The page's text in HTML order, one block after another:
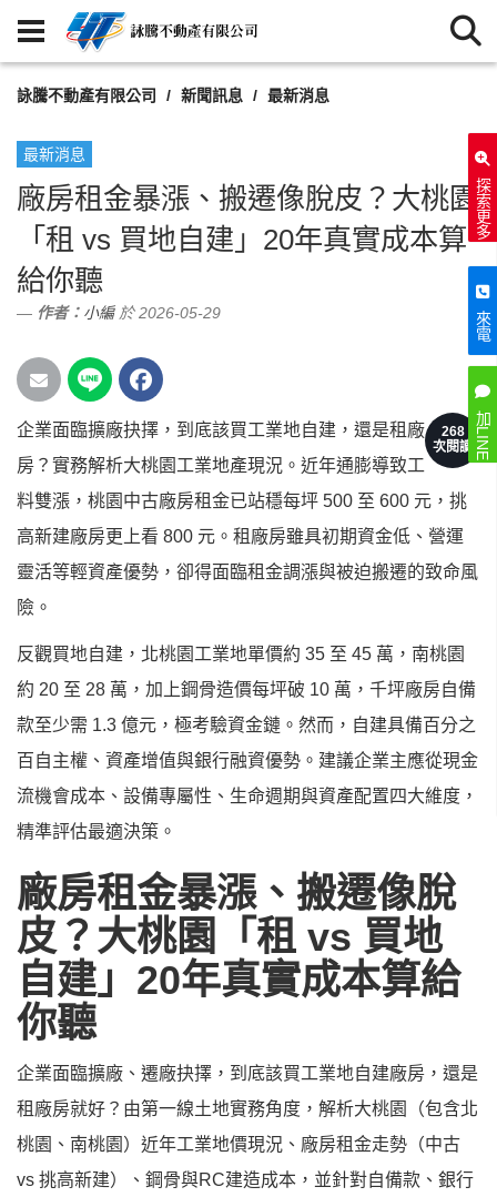
探索更多
來電
加LINE
詠騰不動產有限公司 新聞訊息 最新消息
最新消息
廠房租金暴漲、搬遷像脫皮？大桃園
「租 vs 買地自建」20年真實成本算
給你聽
作者： 小編於 2026-05-29
268
次閱讀
企業面臨擴廠抉擇，到底該買工業地自建，還是租廠
房？實務解析大桃園工業地產現況。近年通膨導致工
料雙漲，桃園中古廠房租金已站穩每坪 500 至 600 元，挑
高新建廠房更上看 800 元。租廠房雖具初期資金低、營運
靈活等輕資產優勢，卻得面臨租金調漲與被迫搬遷的致命風
險。
反觀買地自建，北桃園工業地單價約 35 至 45 萬，南桃園
約 20 至 28 萬，加上鋼骨造價每坪破 10 萬，千坪廠房自備
款至少需 1.3 億元，極考驗資金鏈。然而，自建具備百分之
百自主權、資產增值與銀行融資優勢。建議企業主應從現金
流機會成本、設備專屬性、生命週期與資產配置四大維度，
精準評估最適決策。
廠房租金暴漲、搬遷像脫
皮？大桃園「租 vs 買地
自建」20年真實成本算給
你聽
企業面臨擴廠、遷廠抉擇，到底該買工業地自建廠房，還是
租廠房就好？由第一線土地實務角度，解析大桃園（包含北
桃園、南桃園）近年工業地價現況、廠房租金走勢（中古
vs 挑高新建）、鋼骨與RC建造成本，並針對自備款、銀行